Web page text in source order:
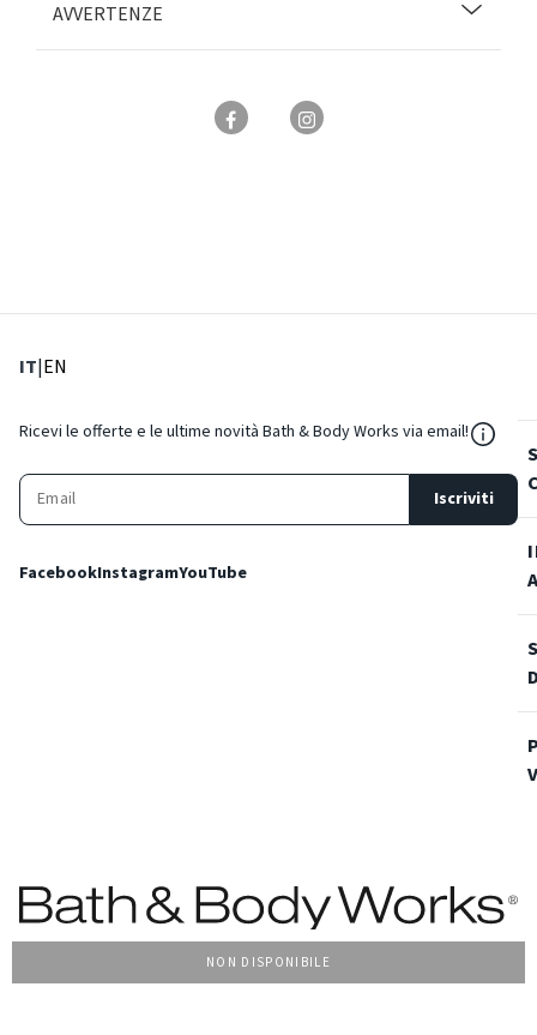
NON DISPONIBILE
AVVERTENZE
IT: Lingua corrente
|EN
Ricevi le offerte e le ultime novità Bath & Body Works via email!
Iscriviti
FacebookInstagramYouTube
Condizioni Generali di venditaPrivacy PolicyCookie PolicyAccessibilità